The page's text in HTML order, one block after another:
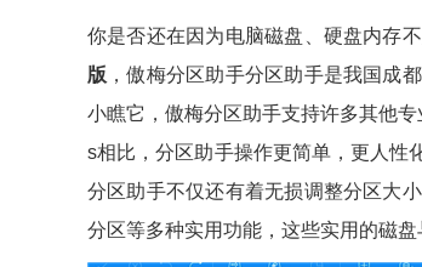
你是否还在因为电脑磁盘、硬盘内存
版 ，傲梅分区助手分区助手是我国成
小瞧它，傲梅分区助手支持许多其他
s相比，分区助手操作更简单，更人性
分区助手不仅还有着无损调整分区大
分区等多种实用功能，这些实用的磁